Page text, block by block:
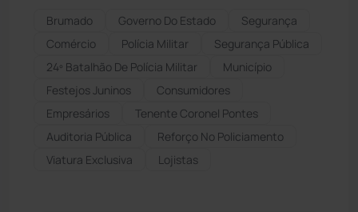
Brumado Governo Do Estado
Segurança
Comércio
Polícia Militar
Segurança Pública
24º Batalhão De Polícia Militar
Município
Festejos Juninos
Consumidores
Empresários
Tenente Coronel Pontes
Auditoria Pública
Reforço No Policiamento
Viatura Exclusiva
Lojistas